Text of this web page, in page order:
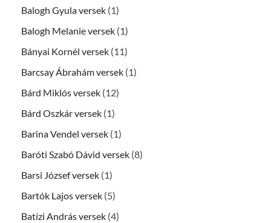
Balogh Gyula versek (1)
Balogh Melanie versek (1)
Bányai Kornél versek (11)
Barcsay Ábrahám versek (1)
Bárd Miklós versek (12)
Bárd Oszkár versek (1)
Barina Vendel versek (1)
Baróti Szabó Dávid versek (8)
Barsi József versek (1)
Bartók Lajos versek (5)
Batízi András versek (4)